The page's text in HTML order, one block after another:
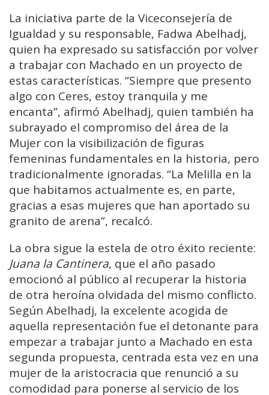
La iniciativa parte de la Viceconsejería de
Igualdad y su responsable, Fadwa Abelhadj,
quien ha expresado su satisfacción por volver
a trabajar con Machado en un proyecto de
estas características. “Siempre que presento
algo con Ceres, estoy tranquila y me
encanta”, afirmó Abelhadj, quien también ha
subrayado el compromiso del área de la
Mujer con la visibilización de figuras
femeninas fundamentales en la historia, pero
tradicionalmente ignoradas. “La Melilla en la
que habitamos actualmente es, en parte,
gracias a esas mujeres que han aportado su
granito de arena”, recalcó.
La obra sigue la estela de otro éxito reciente:
Juana la Cantinera, que el año pasado
emocionó al público al recuperar la historia
de otra heroína olvidada del mismo conflicto.
Según Abelhadj, la excelente acogida de
aquella representación fue el detonante para
empezar a trabajar junto a Machado en esta
segunda propuesta, centrada esta vez en una
mujer de la aristocracia que renunció a su
comodidad para ponerse al servicio de los